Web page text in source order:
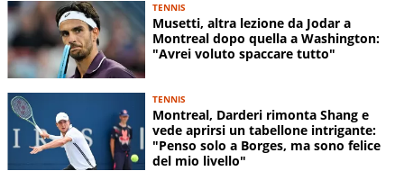
TENNIS
Musetti, altra lezione da Jodar a
Montreal dopo quella a Washington:
"Avrei voluto spaccare tutto"
TENNIS
Montreal, Darderi rimonta Shang e
vede aprirsi un tabellone intrigante:
"Penso solo a Borges, ma sono felice
del mio livello"